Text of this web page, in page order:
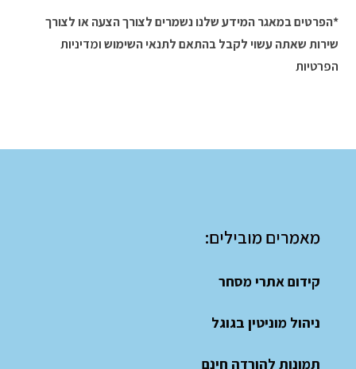
*הפרטים במאגר המידע שלנו נשמרים לצורך הצעה או לצורך
שירות שאתה עשוי לקבל בהתאם לתנאי השימושומדיניות
הפרטיות
מאמרים מובילים:
קידום אתרי מסחר
ניהול מוניטין בגוגל
תמונות להורדה חינם